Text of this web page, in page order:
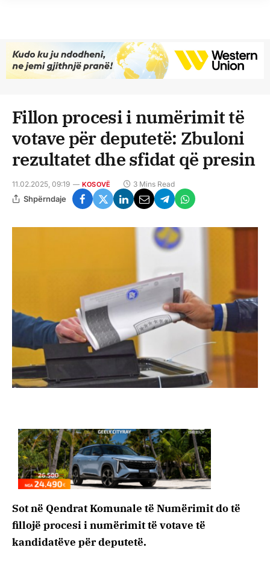
Fillon procesi i numërimit të
votave për deputetë: Zbuloni
rezultatet dhe sfidat që presin
11.02.2025, 09:19 KOSOVË 3 Mins Read
Shpërndaje
Sot në Qendrat Komunale të Numërimit do të
fillojë procesi i numërimit të votave të
kandidatëve për deputetë.